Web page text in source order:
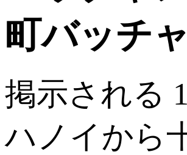
町バッチ
掲示される
ハノイから